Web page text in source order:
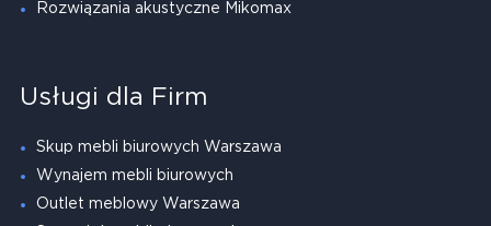
Rozwiązania akustyczne Mikomax
Usługi dla Firm
Skup mebli biurowych Warszawa
Wynajem mebli biurowych
Outlet meblowy Warszawa